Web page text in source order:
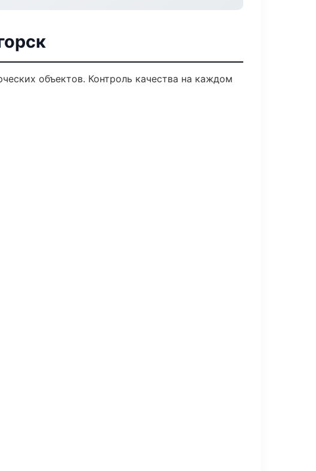
объектов. Контроль качества на каждом